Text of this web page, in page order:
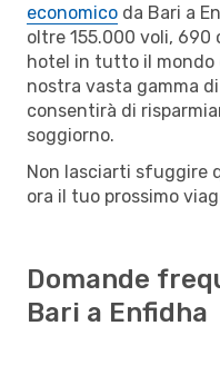
economico da Bari a
oltre 155.000 voli, 690
hotel in tutto il mondo
nostra vasta gamma
consentirà di
soggiorno.
Non lasciarti sfuggire
ora il tuo prossimo
Domande
Bari a Enfidha